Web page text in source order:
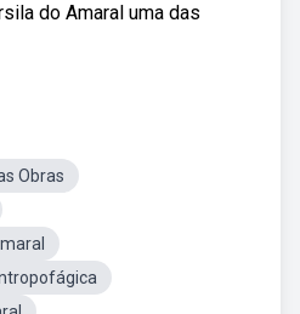
do Amaral uma das
Obras